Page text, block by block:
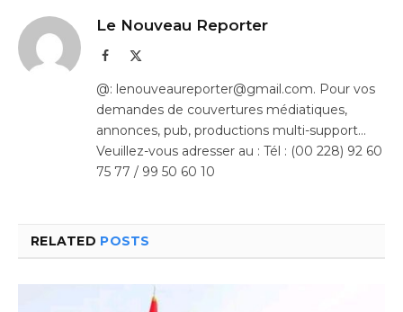
Le Nouveau Reporter
Facebook
@: lenouveaureporter@gmail.com. Pour vos
demandes de couvertures médiatiques,
annonces, pub, productions multi-support…
Veuillez-vous adresser au : Tél : (00 228) 92 60
75 77 / 99 50 60 10
RELATED POSTS